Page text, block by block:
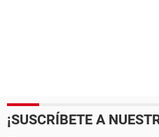
¡SUSCRÍBETE A